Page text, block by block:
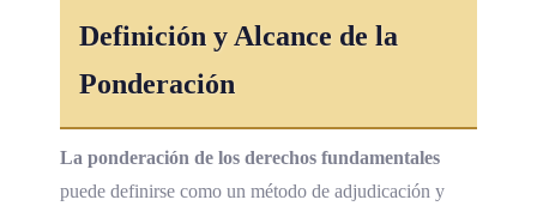
Definición y Alcance de la
Ponderación
La ponderación de los derechos fundamentales
puede definirse como un método de adjudicación y